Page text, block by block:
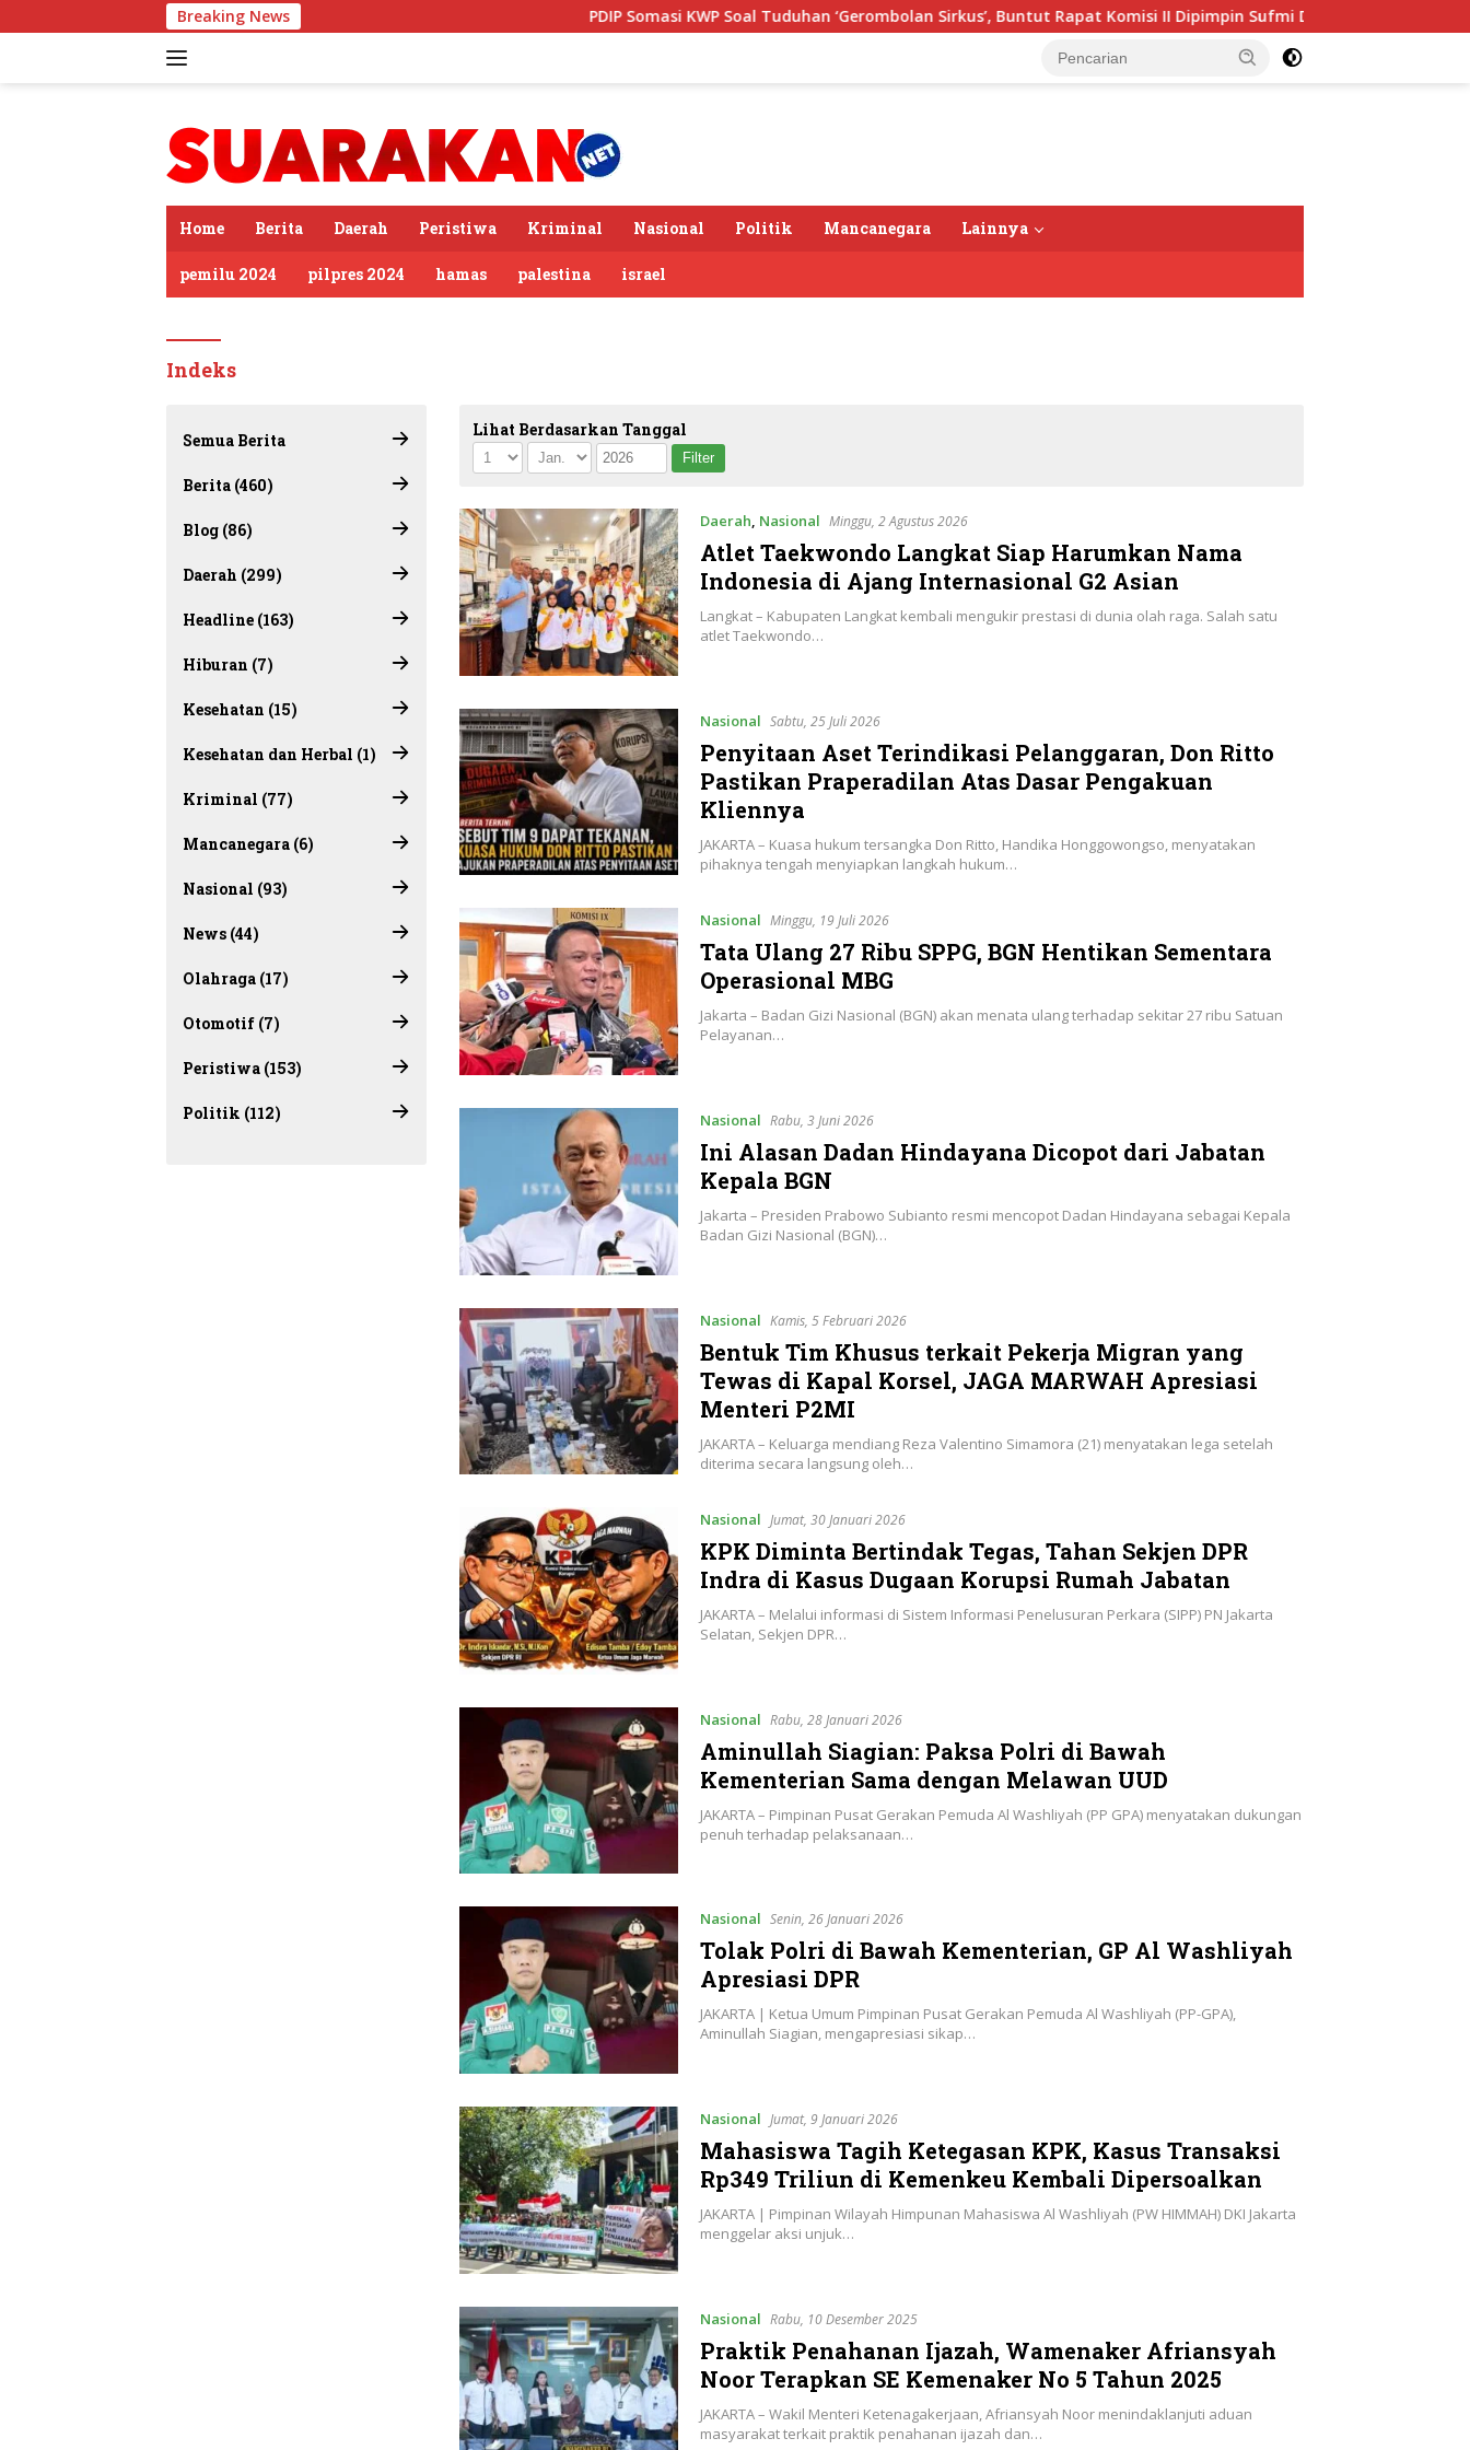
ke
Breaking News PDIP Somasi KWP Soal Tuduhan ‘Gerombolan Sirkus’, Buntut Rapat Komisi II Dipimpin Sufmi Dasco Ahmad
Home Berita Daerah Peristiwa Kriminal Nasional Politik Mancanegara Lainnya
pemilu 2024 pilpres 2024 hamas palestina israel
Indeks
Semua Berita
Berita (460)
Blog (86)
Daerah (299)
Headline (163)
Hiburan (7)
Kesehatan (15)
Kesehatan dan Herbal (1)
Kriminal (77)
Mancanegara (6)
Nasional (93)
News (44)
Olahraga (17)
Otomotif (7)
Peristiwa (153)
Politik (112)
Lihat Berdasarkan Tanggal
Daerah, Nasional Minggu, 2 Agustus 2026
Atlet Taekwondo Langkat Siap Harumkan Nama
Indonesia di Ajang Internasional G2 Asian
Langkat – Kabupaten Langkat kembali mengukir prestasi di dunia olah raga. Salah satu
atlet Taekwondo…
Nasional Sabtu, 25 Juli 2026
Penyitaan Aset Terindikasi Pelanggaran, Don Ritto
Pastikan Praperadilan Atas Dasar Pengakuan
Kliennya
JAKARTA – Kuasa hukum tersangka Don Ritto, Handika Honggowongso, menyatakan
pihaknya tengah menyiapkan langkah hukum…
Nasional Minggu, 19 Juli 2026
Tata Ulang 27 Ribu SPPG, BGN Hentikan Sementara
Operasional MBG
Jakarta – Badan Gizi Nasional (BGN) akan menata ulang terhadap sekitar 27 ribu Satuan
Pelayanan…
Nasional Rabu, 3 Juni 2026
Ini Alasan Dadan Hindayana Dicopot dari Jabatan
Kepala BGN
Jakarta – Presiden Prabowo Subianto resmi mencopot Dadan Hindayana sebagai Kepala
Badan Gizi Nasional (BGN)…
Nasional Kamis, 5 Februari 2026
Bentuk Tim Khusus terkait Pekerja Migran yang
Tewas di Kapal Korsel, JAGA MARWAH Apresiasi
Menteri P2MI
JAKARTA – Keluarga mendiang Reza Valentino Simamora (21) menyatakan lega setelah
diterima secara langsung oleh…
Nasional Jumat, 30 Januari 2026
KPK Diminta Bertindak Tegas, Tahan Sekjen DPR
Indra di Kasus Dugaan Korupsi Rumah Jabatan
JAKARTA – Melalui informasi di Sistem Informasi Penelusuran Perkara (SIPP) PN Jakarta
Selatan, Sekjen DPR…
Nasional Rabu, 28 Januari 2026
Aminullah Siagian: Paksa Polri di Bawah
Kementerian Sama dengan Melawan UUD
JAKARTA – Pimpinan Pusat Gerakan Pemuda Al Washliyah (PP GPA) menyatakan dukungan
penuh terhadap pelaksanaan…
Nasional Senin, 26 Januari 2026
Tolak Polri di Bawah Kementerian, GP Al Washliyah
Apresiasi DPR
JAKARTA | Ketua Umum Pimpinan Pusat Gerakan Pemuda Al Washliyah (PP-GPA),
Aminullah Siagian, mengapresiasi sikap…
Nasional Jumat, 9 Januari 2026
Mahasiswa Tagih Ketegasan KPK, Kasus Transaksi
Rp349 Triliun di Kemenkeu Kembali Dipersoalkan
JAKARTA | Pimpinan Wilayah Himpunan Mahasiswa Al Washliyah (PW HIMMAH) DKI Jakarta
menggelar aksi unjuk…
Nasional Rabu, 10 Desember 2025
Praktik Penahanan Ijazah, Wamenaker Afriansyah
Noor Terapkan SE Kemenaker No 5 Tahun 2025
JAKARTA – Wakil Menteri Ketenagakerjaan, Afriansyah Noor menindaklanjuti aduan
masyarakat terkait praktik penahanan ijazah dan…